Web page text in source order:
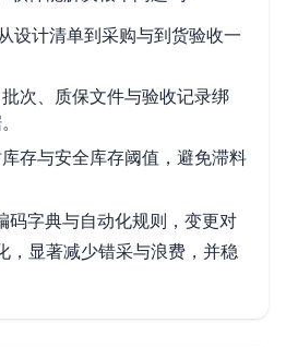
设计清单到采购与到货验收一
次、质保文件与验收记录绑
存与安全库存阈值，避免滞料
码字典与自动化规则，变更对
，显著减少错采与浪费，并稳